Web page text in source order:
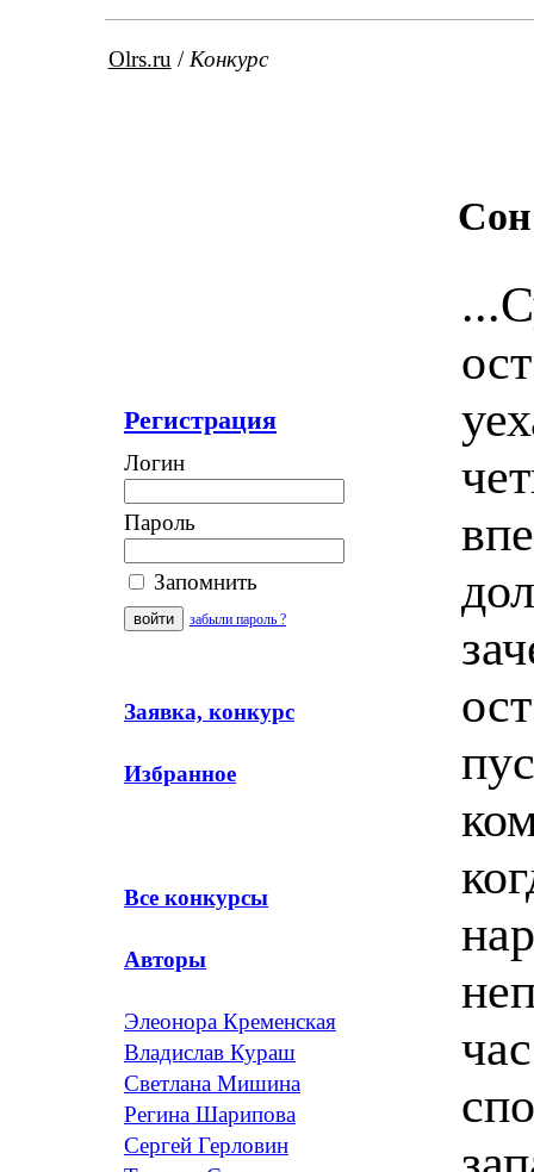
Olrs.ru / Конкурс
Регистрация
Логин
Пароль
Запомнить
забыли пароль ?
Заявка, конкурс
Избранное
Все конкурсы
Авторы
Элеонора Кременская
Владислав Кураш
Светлана Мишина
Регина Шарипова
Сергей Герловин
Сон